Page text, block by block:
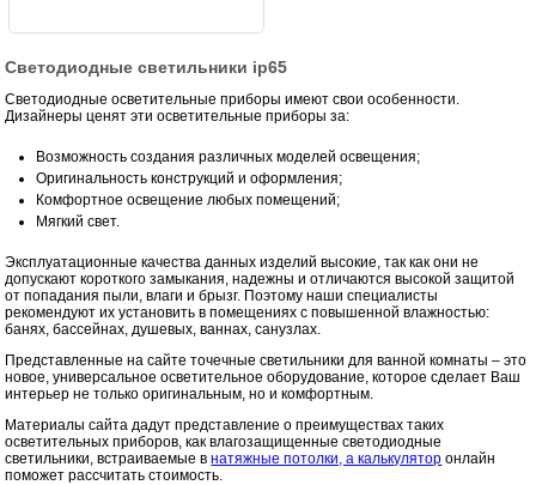
Светодиодные светильники ip65
Светодиодные осветительные приборы имеют свои особенности.
Дизайнеры ценят эти осветительные приборы за:
Возможность создания различных моделей освещения;
Оригинальность конструкций и оформления;
Комфортное освещение любых помещений;
Мягкий свет.
Эксплуатационные качества данных изделий высокие, так как они не
допускают короткого замыкания, надежны и отличаются высокой защитой
от попадания пыли, влаги и брызг. Поэтому наши специалисты
рекомендуют их установить в помещениях с повышенной влажностью:
банях, бассейнах, душевых, ваннах, санузлах.
Представленные на сайте точечные светильники для ванной комнаты – это
новое, универсальное осветительное оборудование, которое сделает Ваш
интерьер не только оригинальным, но и комфортным.
Материалы сайта дадут представление о преимуществах таких
осветительных приборов, как влагозащищенные светодиодные
светильники, встраиваемые внатяжные потолки, а калькулятор онлайн
поможет рассчитать стоимость.